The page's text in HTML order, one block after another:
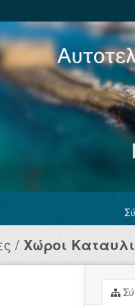
Χώροι